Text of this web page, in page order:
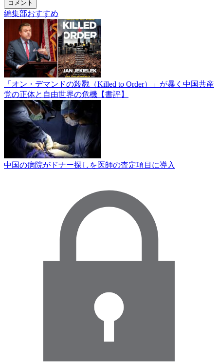
コメント
編集部おすすめ
「オン・デマンドの殺戮（Killed to Order）」が暴く中国共産
党の正体と自由世界の危機【書評】
中国の病院がドナー探しを医師の査定項目に導入